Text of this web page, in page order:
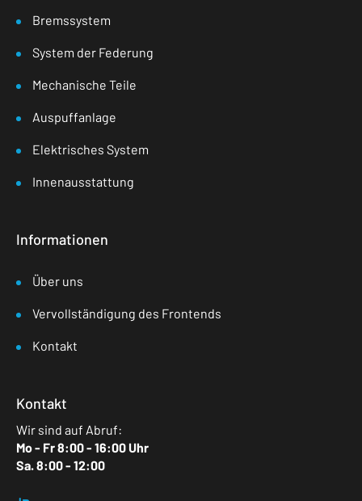
Bremssystem
System der Federung
Mechanische Teile
Auspuffanlage
Elektrisches System
Innenausstattung
Informationen
Über uns
Vervollständigung des Frontends
Kontakt
Kontakt
Wir sind auf Abruf:
Mo - Fr 8:00 - 16:00 Uhr
Sa. 8:00 - 12:00